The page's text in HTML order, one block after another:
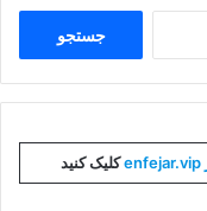
کلیک کنید